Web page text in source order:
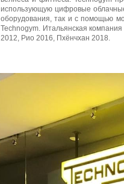
использующую цифровые
оборудования, так и с помощью
Technogym. Итальянская
2012, Рио 2016, Пхёнчхан 2018.